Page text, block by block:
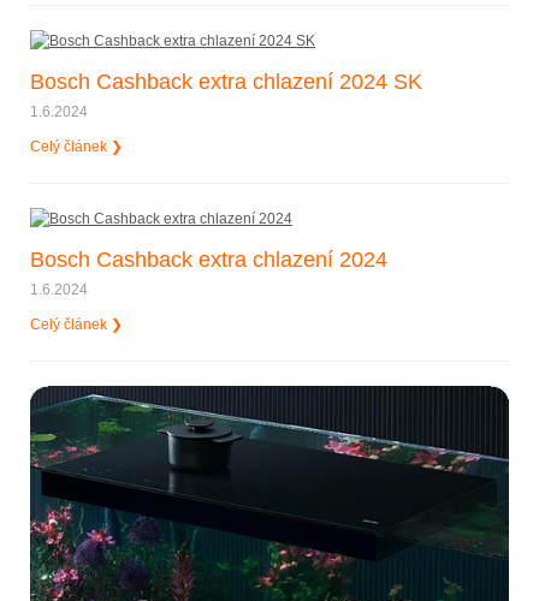
Bosch Cashback extra chlazení 2024 SK
1.6.2024
Celý článek ❯
Bosch Cashback extra chlazení 2024
1.6.2024
Celý článek ❯